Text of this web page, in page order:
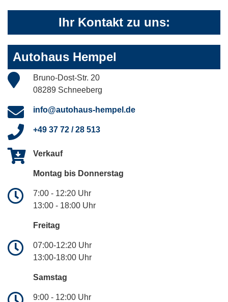
Ihr Kontakt zu uns:
Autohaus Hempel
Bruno-Dost-Str. 20
08289 Schneeberg
info@autohaus-hempel.de
+49 37 72 / 28 513
Verkauf
Montag bis Donnerstag
7:00 - 12:20 Uhr
13:00 - 18:00 Uhr
Freitag
07:00-12:20 Uhr
13:00-18:00 Uhr
Samstag
9:00 - 12:00 Uhr